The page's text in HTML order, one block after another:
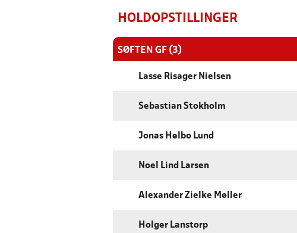
HOLDOPSTILLINGER
SØFTEN GF (3)
Lasse Risager Nielsen
Sebastian Stokholm
Jonas Helbo Lund
Noel Lind Larsen
Alexander Zielke Møller
Holger Lanstorp